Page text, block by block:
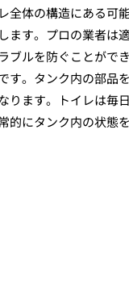
全体の構造にある可
ます。プロの業者は
ブルを防ぐことがで
す。タンク内の部品
ります。トイレは毎
的にタンク内の状態